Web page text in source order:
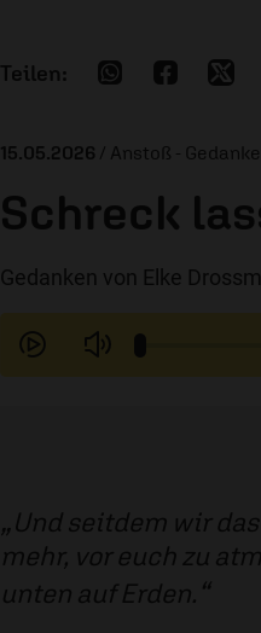
15.05.2026 / Anstoß -
Schreck
Gedanken von Elke
Und seitdem wir
mehr, vor euch zu
unten auf Erden.